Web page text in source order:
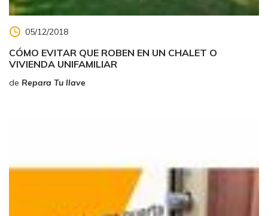
05/12/2018
CÓMO EVITAR QUE ROBEN EN UN CHALET O
VIVIENDA UNIFAMILIAR
de Repara Tu llave